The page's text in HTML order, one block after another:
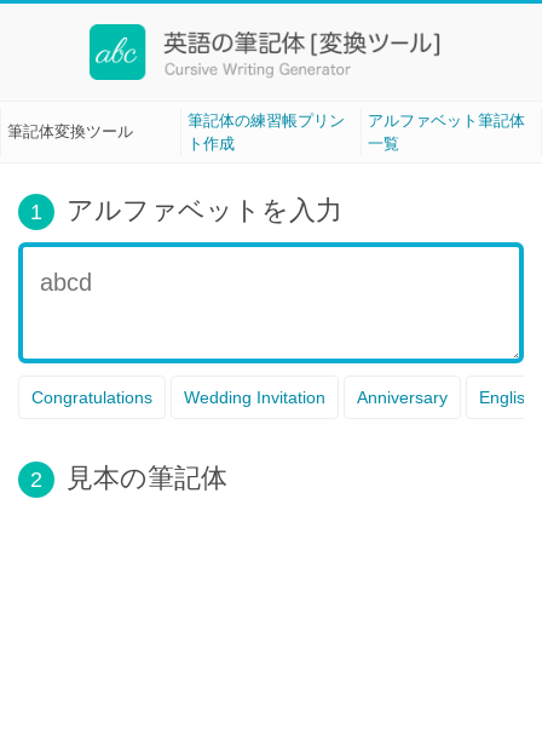
筆記体変換ツール[Cursive Writing]
筆記体変換ツール
筆記体の練習帳プリン
ト作成
アルファベット筆記体
一覧
1 アルファベットを入力
Congratulations Wedding Invitation Anniversary English
2 見本の筆記体